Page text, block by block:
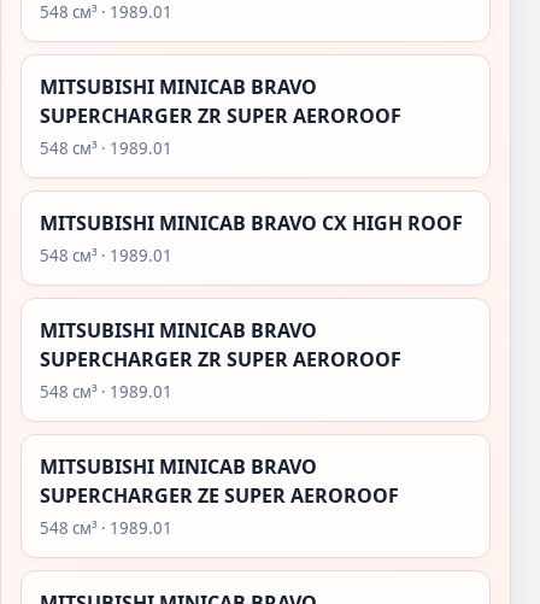
548 см³ · 1989.01
MITSUBISHI MINICAB BRAVO
SUPERCHARGER ZR SUPER AEROROOF
548 см³ · 1989.01
MITSUBISHI MINICAB BRAVO CX HIGH ROOF
548 см³ · 1989.01
MITSUBISHI MINICAB BRAVO
SUPERCHARGER ZR SUPER AEROROOF
548 см³ · 1989.01
MITSUBISHI MINICAB BRAVO
SUPERCHARGER ZE SUPER AEROROOF
548 см³ · 1989.01